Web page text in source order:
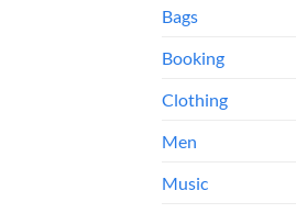
Bags
Booking
Clothing
Men
Music